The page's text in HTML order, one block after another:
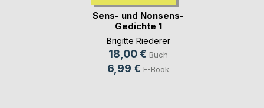
Sens- und Nonsens-
Gedichte 1
Brigitte Riederer
18,00 € Buch
6,99 € E-Book